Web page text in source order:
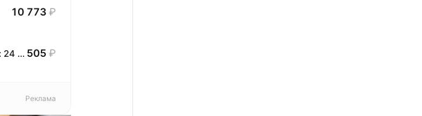
10 773 ₽
Косметичка Сима-ленд, ширина: 9.5 см., высота: 18.5 см., длина: 24 см., , серый 505 ₽
Реклама